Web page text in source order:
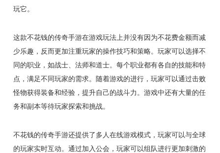
玩它。
这款不花钱的传奇手游在游戏玩法上并没有因为不花费金额而减
少乐趣，反而更加注重玩家的操作技巧和策略。玩家可以选择不
同的职业，如战士、法师和道士。每个职业都有各自的技能和特
点，满足不同玩家的需求。随着游戏的进行，玩家可以通过击败
怪物获得装备和经验，提升自己的战斗力。游戏中还有大量的任
务和副本等待玩家探索和挑战。
不花钱的传奇手游还提供了多人在线游戏模式，玩家可以与全球
的玩家实时互动。通过加入公会，玩家可以组队进行更加刺激的